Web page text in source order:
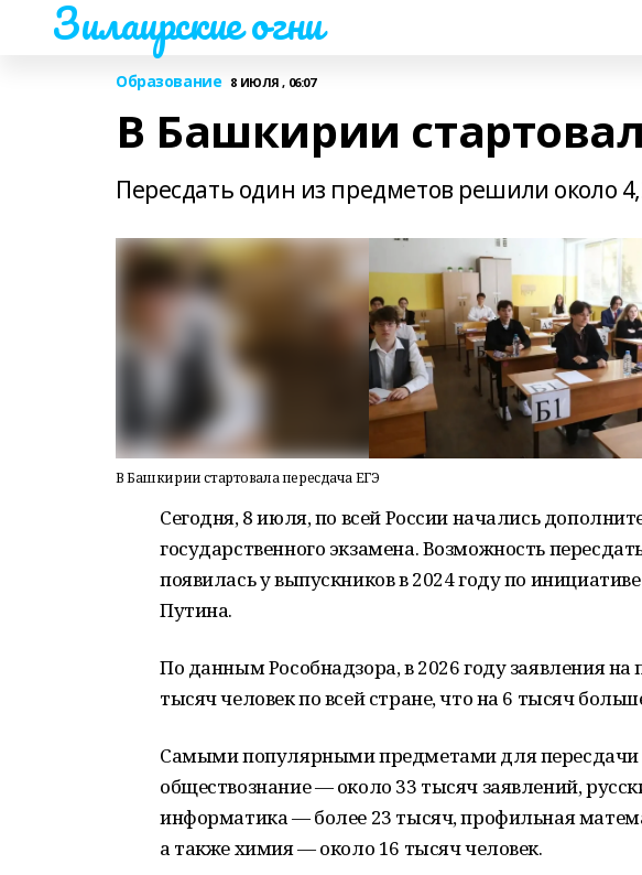
Зилаирские огни
Образование 8 ИЮЛЯ , 06:07
В Башкирии
Пересдать один из предметов решили около
В Башкирии стартовала пересдача ЕГЭ
Сегодня, 8 июля, по всей России начались
государственного экзамена. Возможность
появилась у выпускников в 2024 году по
Путина.
По данным Рособнадзора, в 2026 году заявления
тысяч человек по всей стране, что на 6 тысяч
Самыми популярными предметами для пересдачи
обществознание — около 33 тысяч заявлений,
информатика — более 23 тысяч, профильная
а также химия — около 16 тысяч человек.